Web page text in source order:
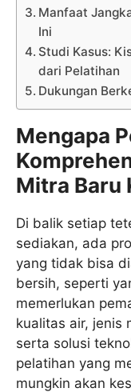
Manfaat
Ini
Studi Kasus:
dari Pelatihan
Dukungan
Mengapa
Mitra Baru
Di balik setiap
sediakan, ada
yang tidak bisa
bersih, seperti
memerlukan
kualitas air, jenis
serta solusi
pelatihan yang
mungkin akan